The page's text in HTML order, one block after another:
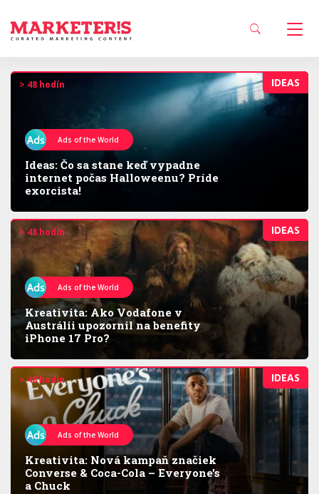
IDEAS
> 48 hodín
Ads of the World
Ideas: Čo sa stane keď vypadne
internet počas Halloweenu? Príde
exorcista!
IDEAS
> 48 hodín
Ads of the World
Kreativita: Ako Vodafone v
Austrálii upozornil na benefity
iPhone 17 Pro?
IDEAS
> 48 hodín
Ads of the World
Kreativita: Nová kampaň značiek
Converse & Coca-Cola – Everyone's
a Chuck